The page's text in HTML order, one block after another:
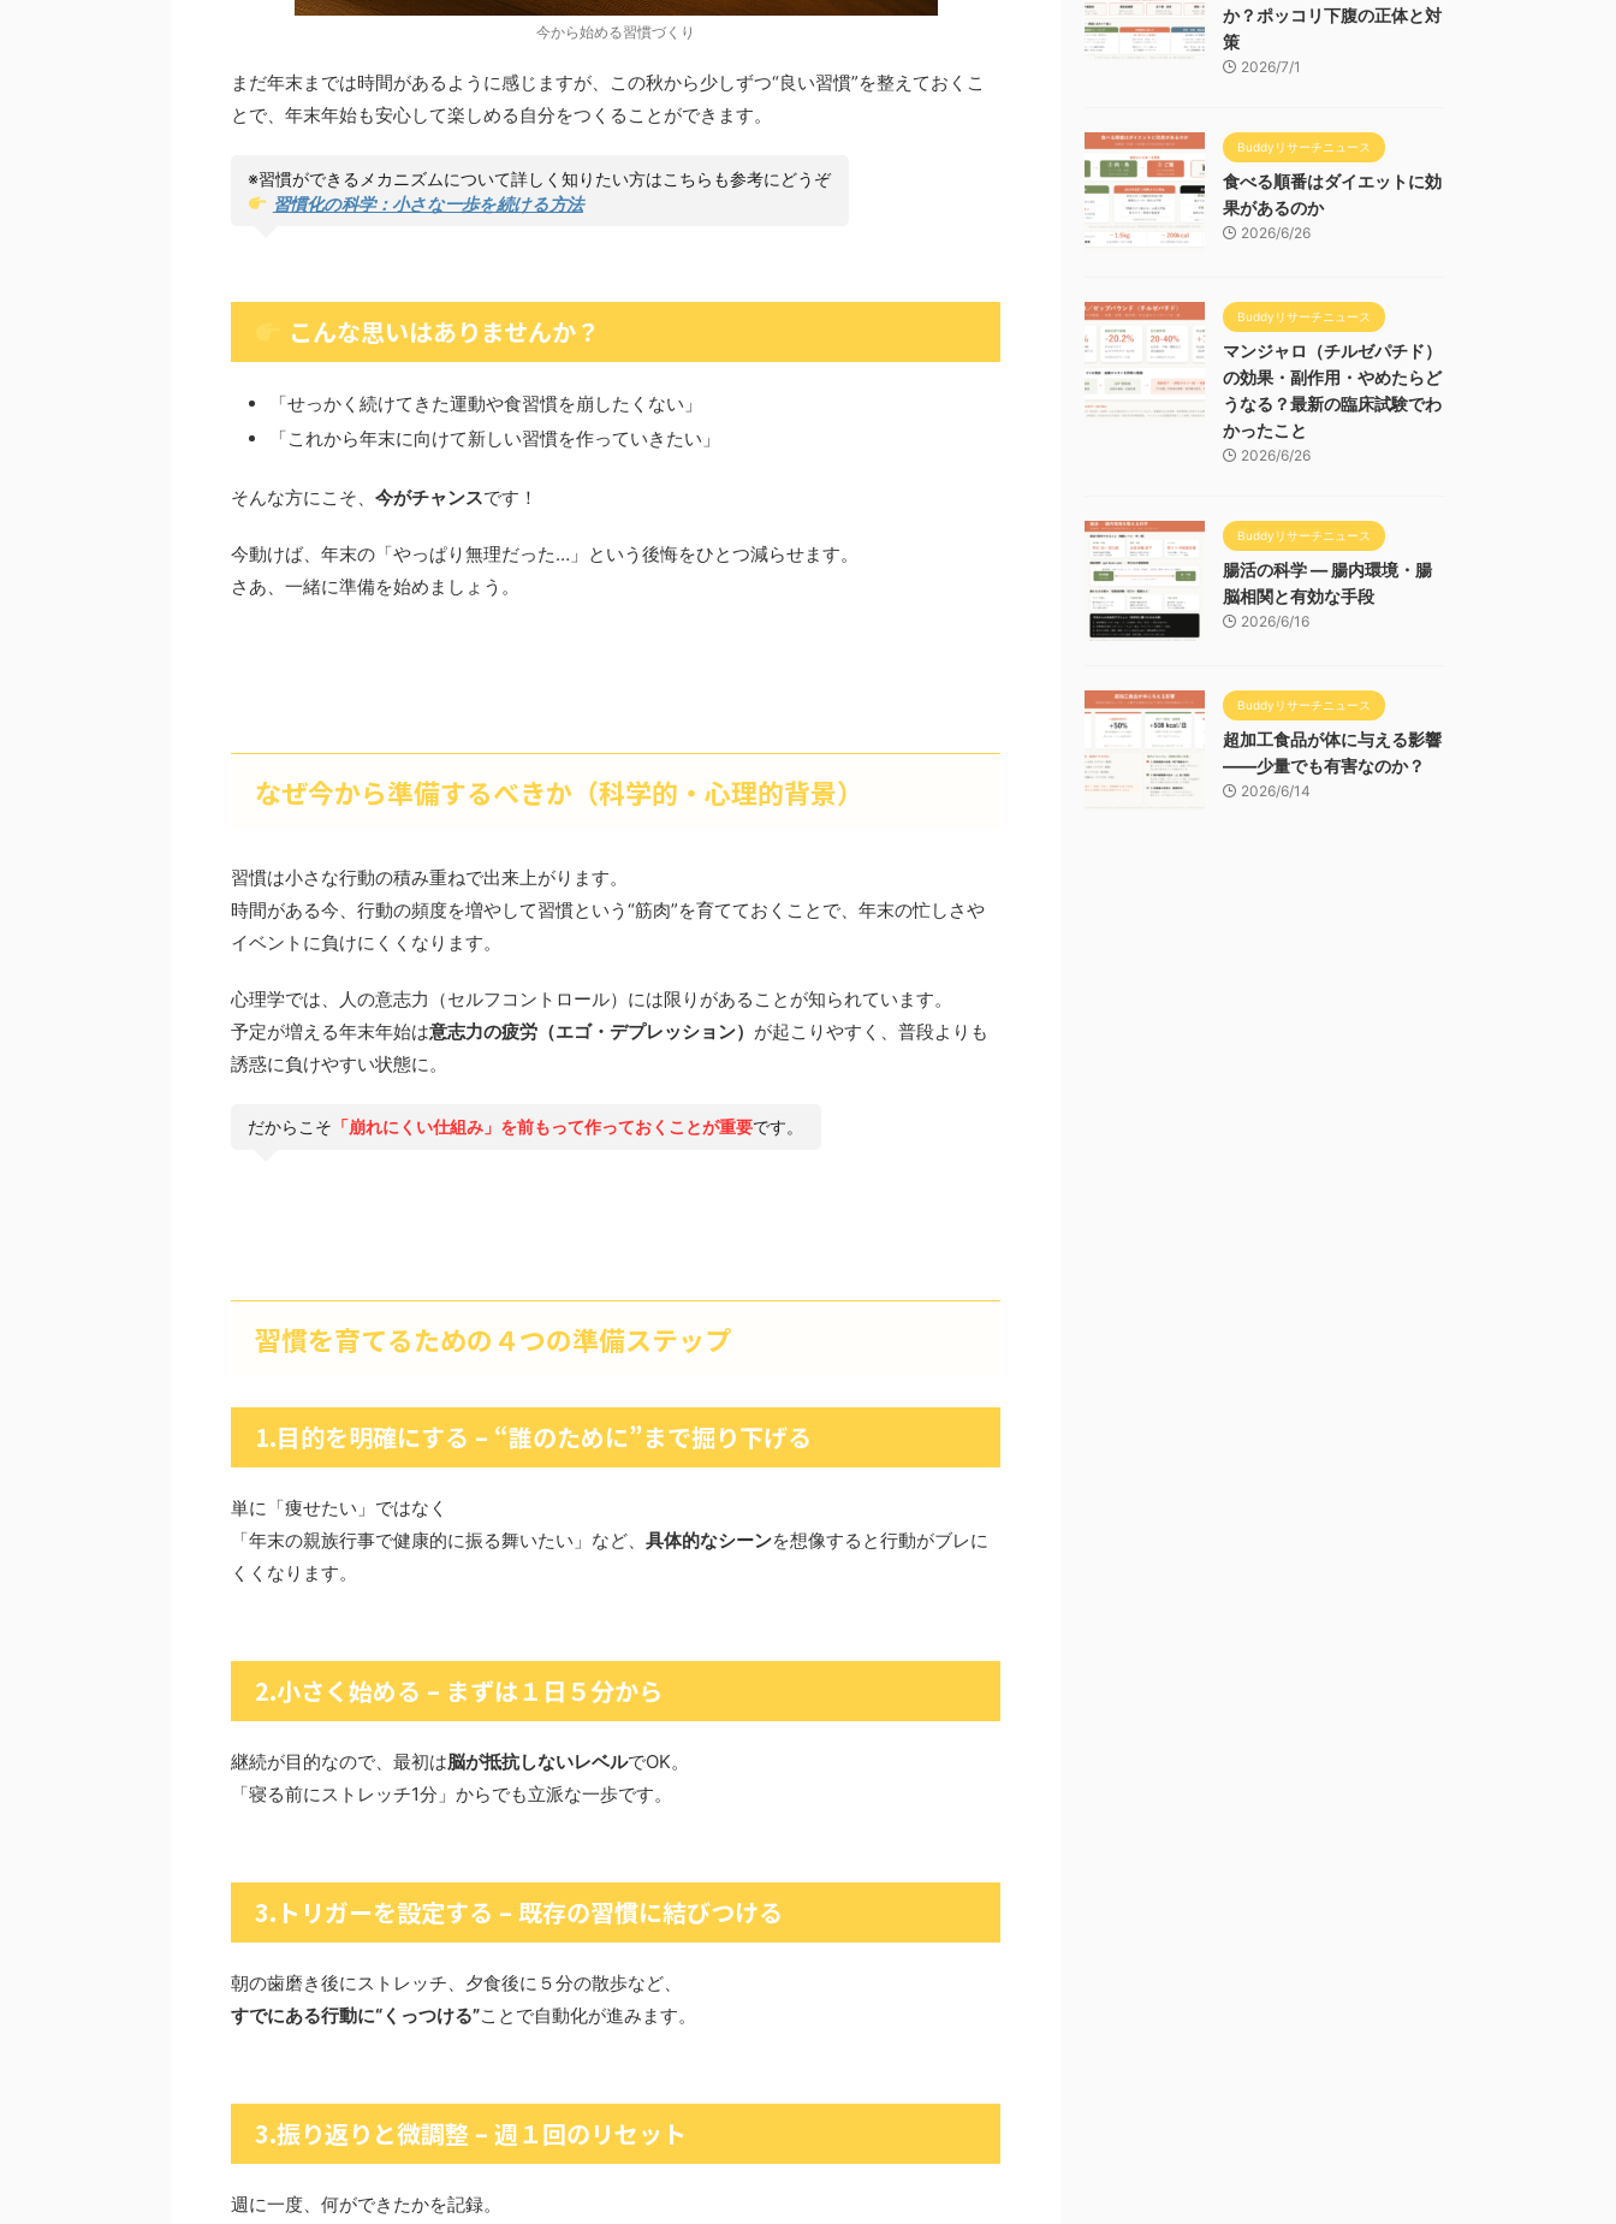
今から始める習慣づくり
まだ年末までは時間があるように感じますが、この秋から少しずつ“良い習慣”を整えておくこ
とで、年末年始も安心して楽しめる自分をつくることができます。
※習慣ができるメカニズムについて詳しく知りたい方はこちらも参考にどうぞ
習慣化の科学：小さな一歩を続ける方法
こんな思いはありませんか？
「せっかく続けてきた運動や食習慣を崩したくない」
「これから年末に向けて新しい習慣を作っていきたい」
そんな方にこそ、 今がチャンスです！
今動けば、年末の「やっぱり無理だった…」という後悔をひとつ減らせます。
さあ、一緒に準備を始めましょう。
なぜ今から準備するべきか（科学的・心理的背景）
習慣は小さな行動の積み重ねで出来上がります。
時間がある今、行動の頻度を増やして習慣という“筋肉”を育てておくことで、年末の忙しさや
イベントに負けにくくなります。
心理学では、人の意志力（セルフコントロール）には限りがあることが知られています。
予定が増える年末年始は意志力の疲労（エゴ・デプレッション） が起こりやすく、普段よりも
誘惑に負けやすい状態に。
だからこそ 「崩れにくい仕組み」を前もって作っておくことが重要です。
習慣を育てるための４つの準備ステップ
1.目的を明確にする – “誰のために”まで掘り下げる
単に「痩せたい」ではなく
「年末の親族行事で健康的に振る舞いたい」など、 具体的なシーンを想像すると行動がブレに
くくなります。
2.小さく始める – まずは１日５分から
継続が目的なので、最初は脳が抵抗しないレベルでOK。
「寝る前にストレッチ1分」からでも立派な一歩です。
3.トリガーを設定する – 既存の習慣に結びつける
朝の歯磨き後にストレッチ、夕食後に５分の散歩など、
すでにある行動に“くっつける”ことで自動化が進みます。
3.振り返りと微調整 – 週１回のリセット
週に一度、何ができたかを記録。
か？ポッコリ下腹の正体と対
策
2026/7/1
Buddyリサーチニュース
食べる順番はダイエットに効
果があるのか
2026/6/26
Buddyリサーチニュース
マンジャロ（チルゼパチド）
の効果・副作用・やめたらど
うなる？最新の臨床試験でわ
かったこと
2026/6/26
Buddyリサーチニュース
腸活の科学 — 腸内環境・腸
脳相関と有効な手段
2026/6/16
Buddyリサーチニュース
超加工食品が体に与える影響
——少量でも有害なのか？
2026/6/14